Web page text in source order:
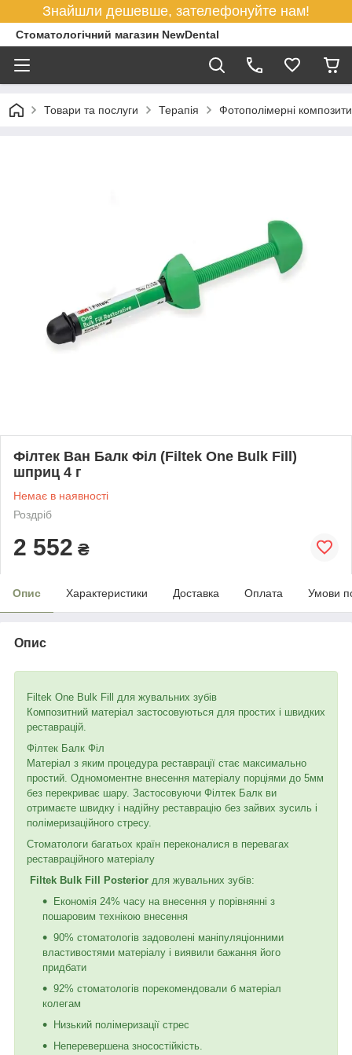
Знайшли дешевше, зателефонуйте нам!
Стоматологічний магазин NewDental
Товари та послуги Терапія Фотополімерні композити
Філтек Ван Балк Філ (Filtek One Bulk Fill)
шприц 4 г
Немає в наявності
Роздріб
2 552 ₴
Опис Характеристики Доставка Оплата Умови
Опис
Filtek One Bulk Fill для жувальних зубів
Композитний матеріал застосовуються для простих і швидких
реставрацій.
Філтек Балк Філ
Матеріал з яким процедура реставрації стає максимально
простий. Одномоментне внесення матеріалу порціями до 5мм
без перекриває шару. Застосовуючи Філтек Балк ви
отримаєте швидку і надійну реставрацію без зайвих зусиль і
полімеризаційного стресу.
Стоматологи багатьох країн переконалися в перевагах
реставраційного матеріалу
Filtek Bulk Fill Posterior для жувальних зубів:
Економія 24% часу на внесення у порівнянні з
пошаровим технікою внесення
90% стоматологів задоволені маніпуляціонними
властивостями матеріалу і виявили бажання його
придбати
92% стоматологів порекомендовали б матеріал
колегам
Низький полімеризації стрес
Неперевершена зносостійкість.